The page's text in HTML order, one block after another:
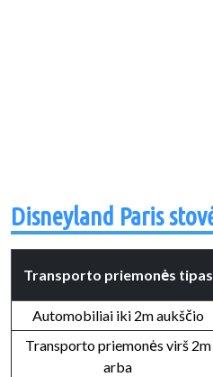
Disneyland Paris
Transporto priemonės tipas
Automobiliai iki 2m aukščio
Transporto priemonės virš 2m
arba